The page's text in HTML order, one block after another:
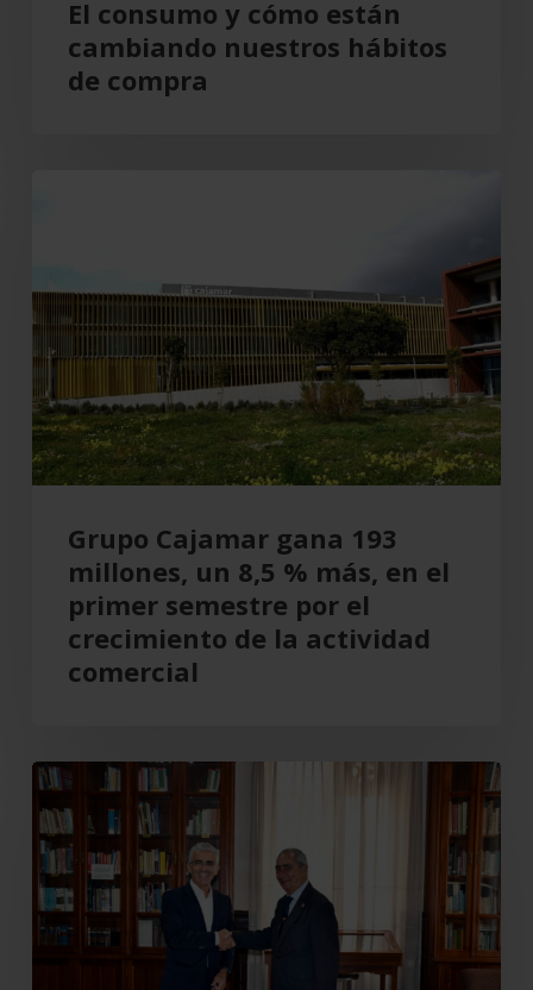
El consumo y cómo están
cambiando nuestros hábitos
de compra
193
millones,
un
8,5
%
más,
en
primer
semestre
crecimiento
actividad
comercial
Grupo Cajamar gana 193
millones, un 8,5 % más, en el
primer semestre por el
crecimiento de la actividad
comercial
Cajamar
recupera
el
Teatro
Cervantes
para